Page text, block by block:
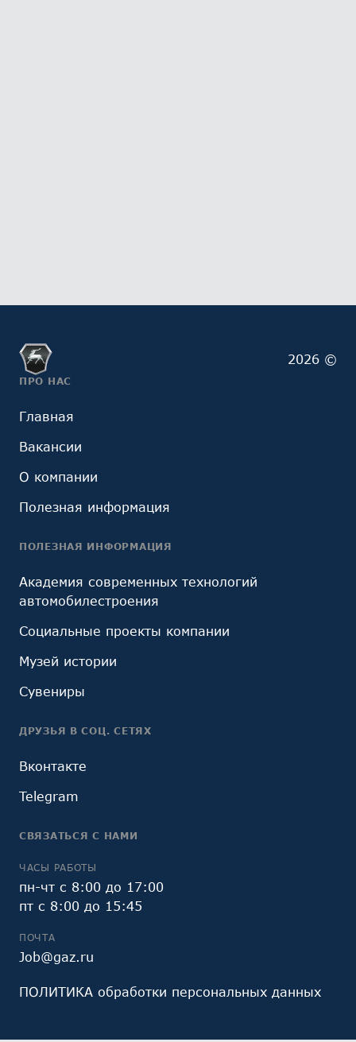
2026 ©
ПРО НАС
Главная
Вакансии
О компании
Полезная информация
ПОЛЕЗНАЯ ИНФОРМАЦИЯ
Академия современных технологий
автомобилестроения
Социальные проекты компании
Музей истории
Сувениры
ДРУЗЬЯ В СОЦ. СЕТЯХ
Вконтакте
Telegram
СВЯЗАТЬСЯ С НАМИ
ЧАСЫ РАБОТЫ
пн-чт с 8:00 до 17:00
пт с 8:00 до 15:45
ПОЧТА
Job@gaz.ru
ПОЛИТИКА обработки персональных данных